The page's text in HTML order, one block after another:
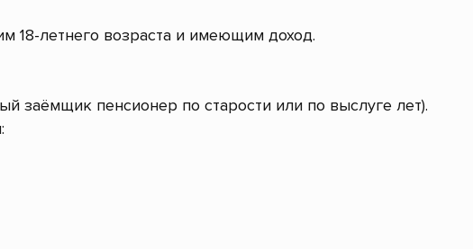
летнего возраста и имеющим доход.
заёмщик пенсионер по старости или по выслуге лет).